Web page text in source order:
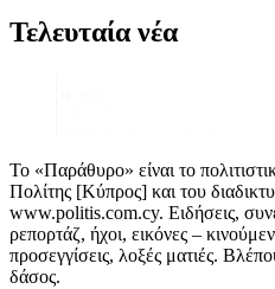
Τελευταία νέα
Το «Παράθυρο» είναι το
Πολίτης [Κύπρος] και του
www.politis.com.cy. Ειδήσεις,
ρεπορτάζ, ήχοι, εικόνες –
προσεγγίσεις, λοξές ματιές.
δάσος.